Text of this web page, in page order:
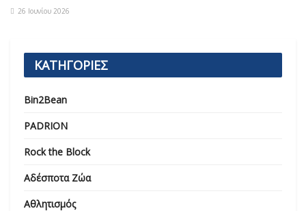
26 Ιουνίου 2026
ΚΑΤΗΓΟΡΙΕΣ
Bin2Bean
PADRION
Rock the Block
Αδέσποτα Ζώα
Αθλητισμός